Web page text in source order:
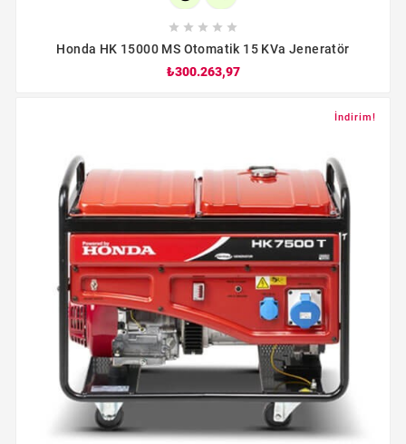
    
Honda HK 15000 MS Otomatik 15 KVa Jeneratör
₺300.263,97
İndirim!